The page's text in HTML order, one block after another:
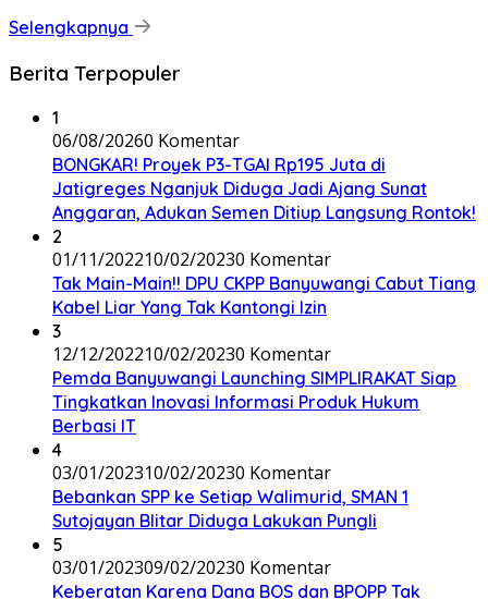
Selengkapnya
Berita Terpopuler
1
06/08/20260 Komentar
BONGKAR! Proyek P3-TGAI Rp195 Juta di
Jatigreges Nganjuk Diduga Jadi Ajang Sunat
Anggaran, Adukan Semen Ditiup Langsung Rontok!
2
01/11/202210/02/20230 Komentar
Tak Main-Main!! DPU CKPP Banyuwangi Cabut Tiang
Kabel Liar Yang Tak Kantongi Izin
3
12/12/202210/02/20230 Komentar
Pemda Banyuwangi Launching SIMPLIRAKAT Siap
Tingkatkan Inovasi Informasi Produk Hukum
Berbasi IT
4
03/01/202310/02/20230 Komentar
Bebankan SPP ke Setiap Walimurid, SMAN 1
Sutojayan Blitar Diduga Lakukan Pungli
5
03/01/202309/02/20230 Komentar
Keberatan Karena Dana BOS dan BPOPP Tak